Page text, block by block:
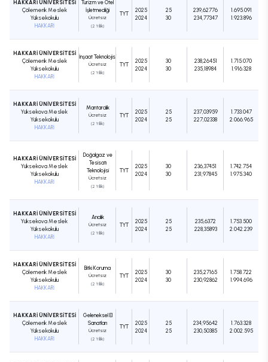
HAKKARİ ÜNİVERSİTESİ
Çölemerik Meslek
Yüksekokulu
HAKKARİ
Turizm ve Otel
İşletmeciliği
Ücretsiz
(2 Yıllık)
TYT
2025
2024
25
30
239,62776
234,77347
1.695.091
1.923.896
HAKKARİ ÜNİVERSİTESİ
Çölemerik Meslek
Yüksekokulu
HAKKARİ
İnşaat Teknolojisi
Ücretsiz
(2 Yıllık)
TYT
2025
2024
30
30
238,26451
235,18984
1.715.070
1.916.328
HAKKARİ ÜNİVERSİTESİ
Yüksekova Meslek
Yüksekokulu
HAKKARİ
Mantarcılık
Ücretsiz
(2 Yıllık)
TYT
2025
2024
25
25
237,03959
227,02338
1.733.047
2.066.965
HAKKARİ ÜNİVERSİTESİ
Yüksekova Meslek
Yüksekokulu
HAKKARİ
Doğalgaz ve
Tesisatı
Teknolojisi
Ücretsiz
(2 Yıllık)
TYT
2025
2024
30
30
236,37451
231,97845
1.742.754
1.975.340
HAKKARİ ÜNİVERSİTESİ
Yüksekova Meslek
Yüksekokulu
HAKKARİ
Arıcılık
Ücretsiz
(2 Yıllık)
TYT
2025
2024
25
25
235,6372
228,35893
1.753.500
2.042.239
HAKKARİ ÜNİVERSİTESİ
Çölemerik Meslek
Yüksekokulu
HAKKARİ
Bitki Koruma
Ücretsiz
(2 Yıllık)
TYT
2025
2024
30
30
235,27165
230,92862
1.758.722
1.994.696
HAKKARİ ÜNİVERSİTESİ
Çölemerik Meslek
Yüksekokulu
HAKKARİ
Geleneksel El
Sanatları
Ücretsiz
(2 Yıllık)
TYT
2025
2024
25
25
234,95642
230,50385
1.763.328
2.002.595